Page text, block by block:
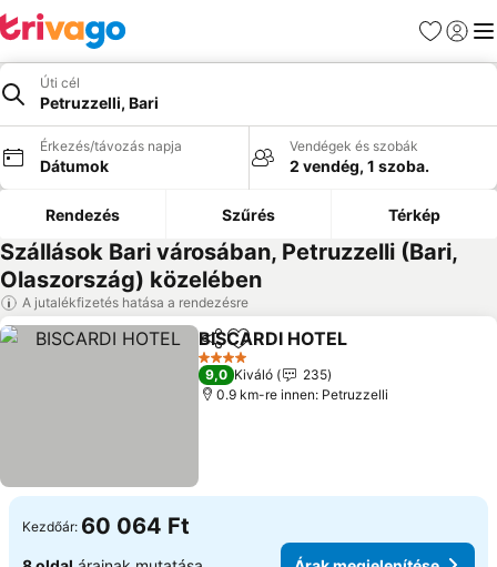
Kedvencek
Úti cél
Petruzzelli, Bari
Érkezés/távozás napja
Dátumok
Vendégek és szobák
2 vendég, 1 szoba.
Rendezés Szűrés Térkép
Szállások Bari városában, Petruzzelli (Bari,
Olaszország) közelében
A jutalékfizetés hatása a rendezésre
Megosztás
Hozzáadás a kedvencekhez
BISCARDI HOTEL
4 Kategória
9,0 Kiváló
235
0.9 km-re innen: Petruzzelli
Kezdőár: 60 064 Ft